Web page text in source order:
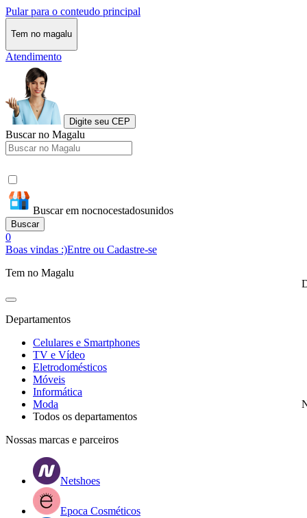
Pular para o conteudo principal
Tem no magalu
Atendimento
Digite seu CEP
Buscar no Magalu
Buscar em nocnocestadosunidos
Buscar
0
Boas vindas :)Entre ou Cadastre-se
Tem no Magalu
Departamentos
Celulares e Smartphones
TV e Vídeo
Eletrodomésticos
Móveis
Informática
Moda
Todos os departamentos
Nossas marcas e parceiros
Netshoes
Epoca Cosméticos